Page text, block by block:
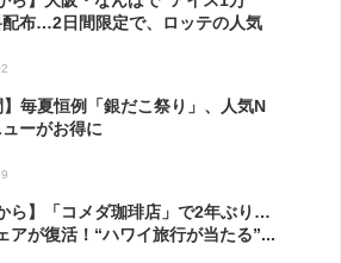
配布…2日間限定で、ロッテの人気
】毎夏恒例「銀だこ祭り」、人気N
ーがお得に
ら】「コメダ珈琲店」で2年ぶり…
アが復活！“ハワイ旅行が当たる”...